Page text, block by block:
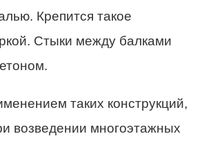
Крепится такое
Стыки между балками
таких конструкций,
возведении многоэтажных